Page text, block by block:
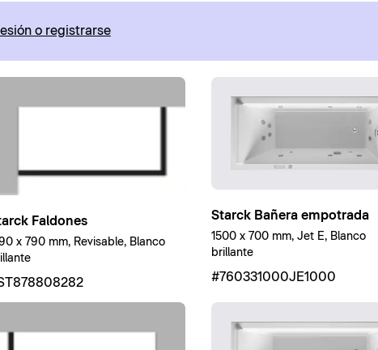
o registrarse
Faldones
x 790 mm, Revisable, Blanco
Starck Bañera empotrada
1500 x 700 mm, Jet E, Blanco
brillante
#760331000JE1000